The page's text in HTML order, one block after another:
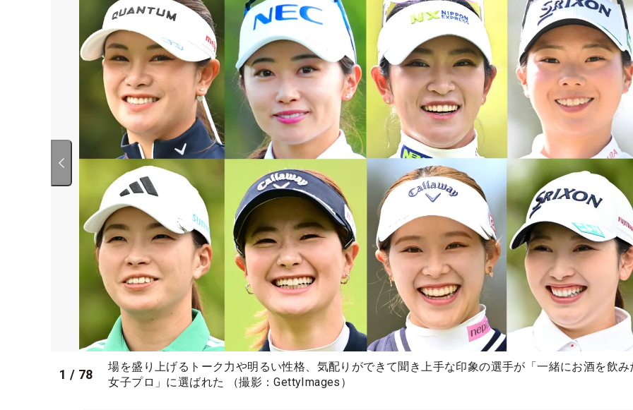
1 / 78
場を盛り上げるトーク力や明るい性格、気配りができて聞き上手な印象の選手が「一緒にお酒を飲み
女子プロ」に選ばれた （撮影：GettyImages）